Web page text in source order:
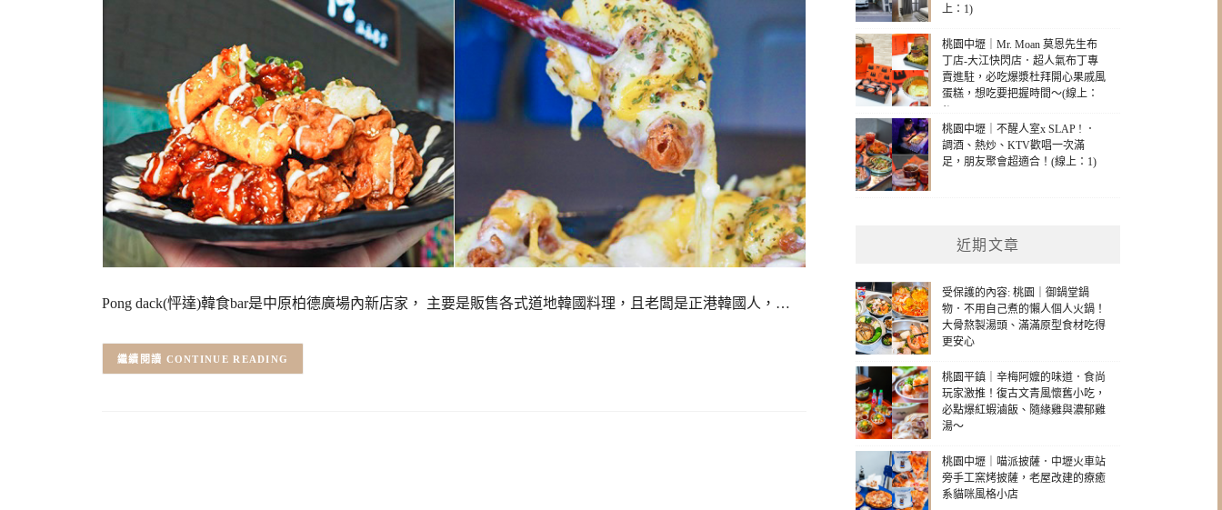
Pong dack(怦達)韓食bar是中原柏德廣場內新店家， 主要是販售各式道地韓國料理，且老闆是正港韓國人，…
CONTINUE READING
上：1)
桃園中壢｜Mr. Moan 莫恩先生布
丁店-大江快閃店．超人氣布丁專
賣進駐，必吃爆漿杜拜開心果戚風
蛋糕，想吃要把握時間～(線上：
1)
桃園中壢｜不醒人室x SLAP ! ．
調酒、熱炒、KTV歡唱一次滿
足，朋友聚會超適合！(線上：1)
近期文章
受保護的內容: 桃園｜御鍋堂鍋
物．不用自己煮的懶人個人火鍋！
大骨熬製湯頭、滿滿原型食材吃得
更安心
桃園平鎮｜辛梅阿嬤的味道．食尚
玩家激推！復古文青風懷舊小吃，
必點爆紅蝦滷飯、隨緣雞與濃郁雞
湯～
桃園中壢｜喵派披薩．中壢火車站
旁手工窯烤披薩，老屋改建的療癒
系貓咪風格小店